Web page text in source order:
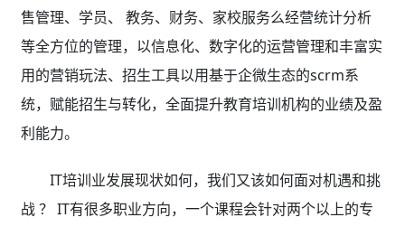
售管理、学员、 教务、财务、家校服务么经营统计分析
等全方位的管理，以信息化、数字化的运营管理和丰富实
用的营销玩法、招生工具以用基于企微生态的scrm系
统，赋能招生与转化，全面提升教育培训机构的业绩及盈
利能力。
IT培训业发展现状如何，我们又该如何面对机遇和挑
战 ？ IT有很多职业方向，一个课程会针对两个以上的专